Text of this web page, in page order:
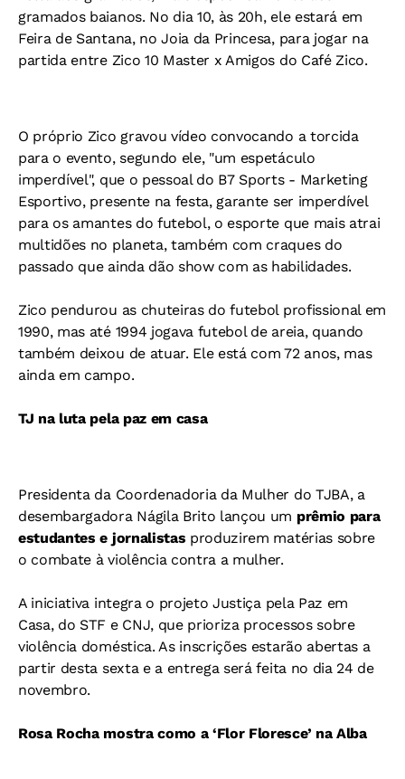
gramados baianos. No dia 10, às 20h, ele estará em
Feira de Santana, no Joia da Princesa, para jogar na
partida entre Zico 10 Master x Amigos do Café Zico.
O próprio Zico gravou vídeo convocando a torcida
para o evento, segundo ele, "um espetáculo
imperdível", que o pessoal do B7 Sports - Marketing
Esportivo, presente na festa, garante ser imperdível
para os amantes do futebol, o esporte que mais atrai
multidões no planeta, também com craques do
passado que ainda dão show com as habilidades.
Zico pendurou as chuteiras do futebol profissional em
1990, mas até 1994 jogava futebol de areia, quando
também deixou de atuar. Ele está com 72 anos, mas
ainda em campo.
TJ na luta pela paz em casa
Presidenta da Coordenadoria da Mulher do TJBA, a
desembargadora Nágila Brito lançou um prêmio para
estudantes e jornalistas produzirem matérias sobre
o combate à violência contra a mulher.
A iniciativa integra o projeto Justiça pela Paz em
Casa, do STF e CNJ, que prioriza processos sobre
violência doméstica. As inscrições estarão abertas a
partir desta sexta e a entrega será feita no dia 24 de
novembro.
Rosa Rocha mostra como a ‘Flor Floresce’ na Alba